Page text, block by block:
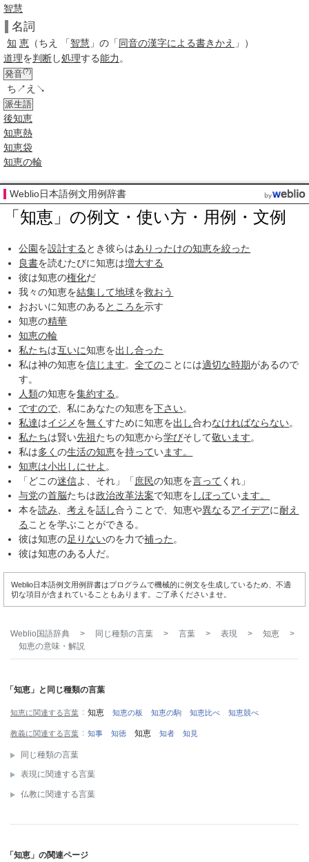
智慧
名詞
知 恵 （ちえ 「智慧 」の「同音の漢字による書きかえ 」）
道理を判断し処理する能力 。
発音(?)
ち↗え↘
派生語
後知恵
知恵熱
知恵袋
知恵の輪
Weblio日本語例文用例辞書
「知恵」の例文・使い方・用例・文例
公園を設計する とき彼らはありったけの知恵を絞った
良書を読むたびに知恵は増大する
彼は知恵の権化だ
我々の知恵を結集して地球を救おう
おおいに知恵のある ところを示す
知恵の精華
知恵の輪
私たちは互いに知恵を出し合った
私は神の知恵を信じます。全てのことには適切な時期があるので
す。
人類の知恵を集約する 。
ですので 、私にあなたの知恵を下さい。
私達はイジメを無くすために知恵を出し合わなければならない。
私たちは賢い先祖たちの知恵から学びそして敬います。
私は多くの生活の知恵を持っています。
知恵は小出しにせよ 。
「どこの迷信よ、それ」「 庶民の知恵を言って くれ」
与党の首脳たちは政治改革法案で知恵を しぼっています。
本を読み 、考え を話し合うことで、知恵や異なるアイデアに耐え
る ことを学ぶことができる。
彼は知恵の足りないのを力で補った 。
彼は知恵のある人だ。
Weblio日本語例文用例辞書はプログラムで機械的に例文を生成しているため、不適
切な項目が含まれていることもあります。ご了承くださいませ。
Weblio国語辞典 > 同じ種類の言葉 > 言葉 > 表現 > 知恵
>
知恵の意味・解説
「知恵」と同じ種類の言葉
知恵に関連する言葉 知恵 知恵の板 知恵の駒 知恵比べ 知恵競べ
教義に関連する言葉 知事 知徳 知恵 知者 知見
同じ種類の言葉
表現に関連する言葉
仏教に関連する言葉
「知恵」の関連ページ